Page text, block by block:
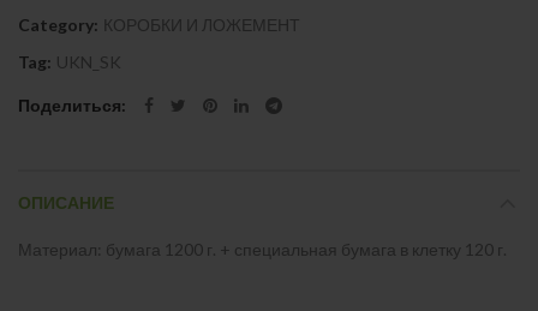
Category: КОРОБКИ И ЛОЖЕМЕНТ
Tag: UKN_SK
Поделиться
ОПИСАНИЕ
Материал: бумага 1200 г. + специальная бумага в клетку 120 г.